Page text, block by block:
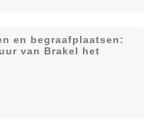
en begraafplaatsen:
van Brakel het